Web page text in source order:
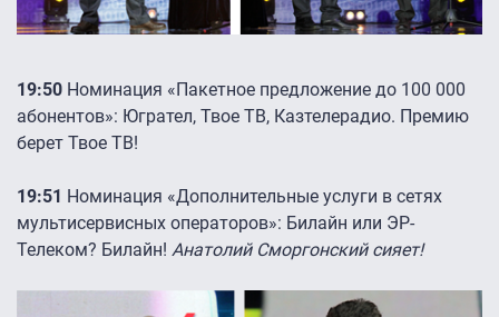
19:50 Номинация «Пакетное предложение до 100 000
абонентов»: Югрател, Твое ТВ, Казтелерадио. Премию
берет Твое ТВ!
19:51 Номинация «Дополнительные услуги в сетях
мультисервисных операторов»: Билайн или ЭР-
Телеком? Билайн! Анатолий Сморгонский сияет!